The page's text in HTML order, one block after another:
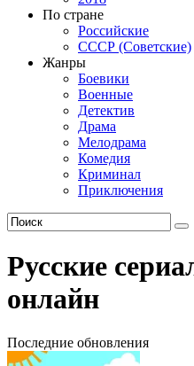
По стране
Российские
СССР (Советские)
Жанры
Боевики
Военные
Детектив
Драма
Мелодрама
Комедия
Криминал
Приключения
Русские
онлайн
Последние обновления